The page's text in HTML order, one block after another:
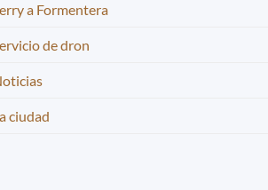
a Formentera
de dron
ciudad